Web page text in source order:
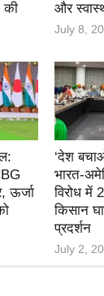
की
और
July 8,
ऊर्जा
‘देश
भारत-
विरोध में
किसान
प्रदर्शन
July 2,